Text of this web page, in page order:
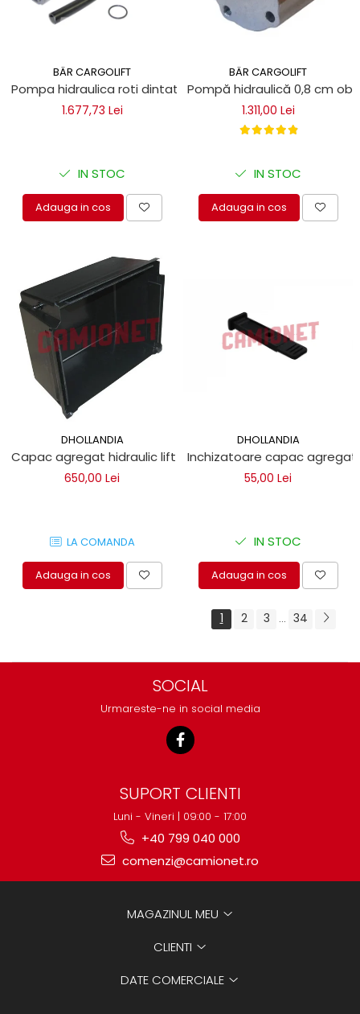
BÄR CARGOLIFT
Pompa hidraulica roti dintate 1,25 cm Bar Cargolift
1.677,73 Lei
IN STOC
Adauga in cos
BÄR CARGOLIFT
Pompă hidraulică 0,8 cm
1.311,00 Lei
IN STOC
Adauga in cos
DHOLLANDIA
Capac agregat hidraulic lift autoutilitare DHOLLANDIA
650,00 Lei
LA COMANDA
Adauga in cos
DHOLLANDIA
Inchizatoare capac agregat
55,00 Lei
IN STOC
Adauga in cos
1 2 3 ... 34
SOCIAL
Urmareste-ne in social media
SUPORT CLIENTI
Luni - Vineri | 09:00 - 17:00
+40 799 040 000
comenzi@camionet.ro
MAGAZINUL MEU
CLIENTI
DATE COMERCIALE